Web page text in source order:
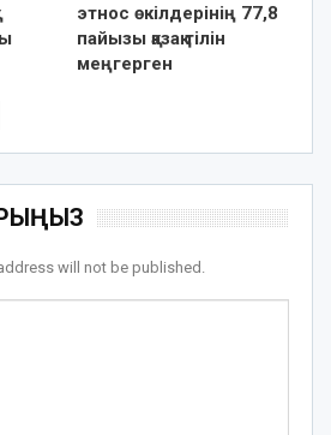
этнос өкілдерінің 77,8
пайызы қазақ тілін
меңгерген
will not be published.